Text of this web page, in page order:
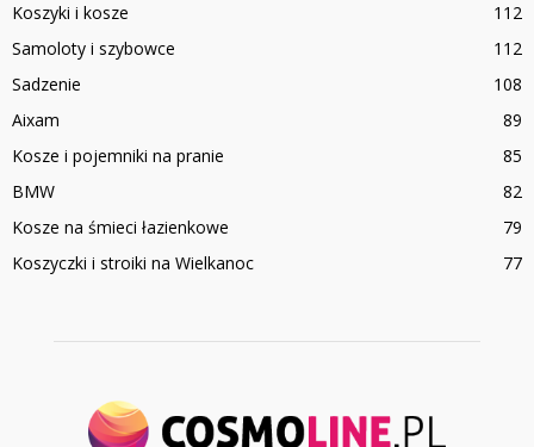
Koszyki i kosze
112
Samoloty i szybowce
112
Sadzenie
108
Aixam
89
Kosze i pojemniki na pranie
85
BMW
82
Kosze na śmieci łazienkowe
79
Koszyczki i stroiki na Wielkanoc
77